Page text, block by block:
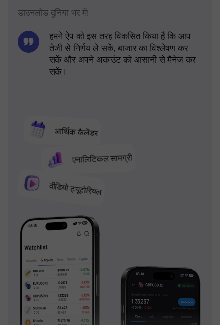
डाउनलोड दुनिया भर में!
आर्थिक कैलेंडर
एनालिटिकल सामग्री
वीडियो ट्यूटोरियल
हमने ऐप को इस तरह विकसित किया है कि आप
तेजी से निर्णय ले सकें, बाजार का विश्लेषण कर
सकें और अपने अकाउंट को आसानी से मैनेज कर
सकें।